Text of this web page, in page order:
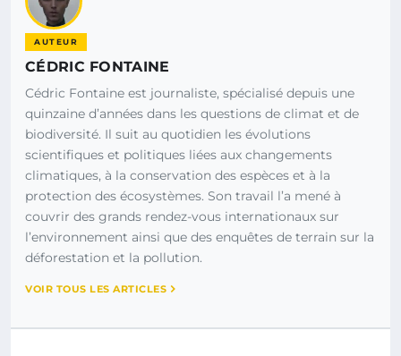
AUTEUR
CÉDRIC FONTAINE
Cédric Fontaine est journaliste, spécialisé depuis une
quinzaine d’années dans les questions de climat et de
biodiversité. Il suit au quotidien les évolutions
scientifiques et politiques liées aux changements
climatiques, à la conservation des espèces et à la
protection des écosystèmes. Son travail l’a mené à
couvrir des grands rendez-vous internationaux sur
l’environnement ainsi que des enquêtes de terrain sur la
déforestation et la pollution.
VOIR TOUS LES ARTICLES